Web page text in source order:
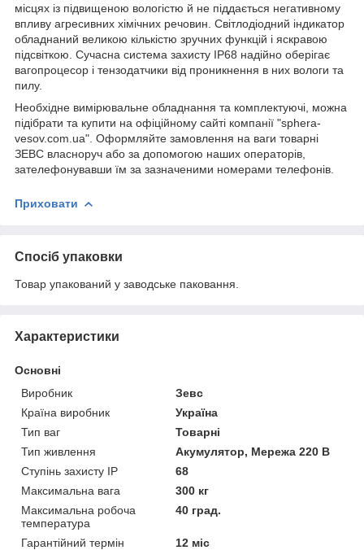
місцях із підвищеною вологістю й не піддається негативному
впливу агресивних хімічних речовин. Світлодіодний індикатор
обладнаний великою кількістю зручних функцій і яскравою
підсвіткою. Сучасна система захисту IP68 надійно оберігає
вагопроцесор і тензодатчики від проникнення в них вологи та
пилу.
Необхідне вимірювальне обладнання та комплектуючі, можна
підібрати та купити на офіційному сайті компанії "sphera-
vesov.com.ua". Оформляйте замовлення на ваги товарні
ЗЕВС власноруч або за допомогою наших операторів,
зателефонувавши їм за зазначеними номерами телефонів.
Приховати
Спосіб упаковки
Товар упакований у заводське паковання.
Характеристики
Основні
Виробник
Зевс
Країна виробник
Україна
Тип ваг
Товарні
Тип живлення
Акумулятор, Мережа 220 В
Ступінь захисту IP
68
Максимальна вага
300 кг
Максимальна робоча
температура
40 град.
Гарантійний термін
12 міс